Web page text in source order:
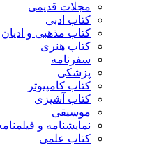
مجلات قدیمی
کتاب ادبی
کتاب مذهبی و ادیان
کتاب هنری
سفرنامه
پزشکی
کتاب کامپیوتر
کتاب آشپزی
موسیقی
نمایشنامه و
کتاب علمی